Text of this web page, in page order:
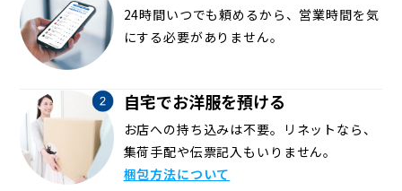
24時間いつでも頼めるから、営業時間を気
にする必要がありません。
自宅でお洋服を預ける
お店への持ち込みは不要。リネットなら、
集荷手配や伝票記入もいりません。
梱包方法について